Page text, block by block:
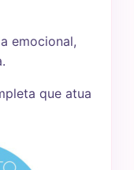
emocional,
que atua